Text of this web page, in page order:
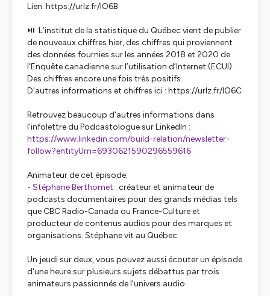
Lien: https://urlz.fr/lO6B
⏯️ L’institut de la statistique du Québec vient de publier
de nouveaux chiffres hier, des chiffres qui proviennent
des données fournies sur les années 2018 et 2020 de
l’Enquête canadienne sur l’utilisation d’Internet (ECUI).
Des chiffres encore une fois très positifs.
D'autres informations et chiffres ici : https://urlz.fr/lO6C
Retrouvez beaucoup d'autres informations dans
l'infolettre du Podcastologue sur LinkedIn :
https://www.linkedin.com/build-relation/newsletter-
follow?entityUrn=6930621590296559616
Animateur de cet épisode:
- Stéphane Berthomet : créateur et animateur de
podcasts documentaires pour des grands médias tels
que CBC Radio-Canada ou France-Culture et
producteur de contenus audios pour des marques et
organisations. Stéphane vit au Québec.
Un jeudi sur deux, vous pouvez aussi écouter un épisode
d'une heure sur plusieurs sujets débattus par trois
animateurs passionnés de l'univers audio.